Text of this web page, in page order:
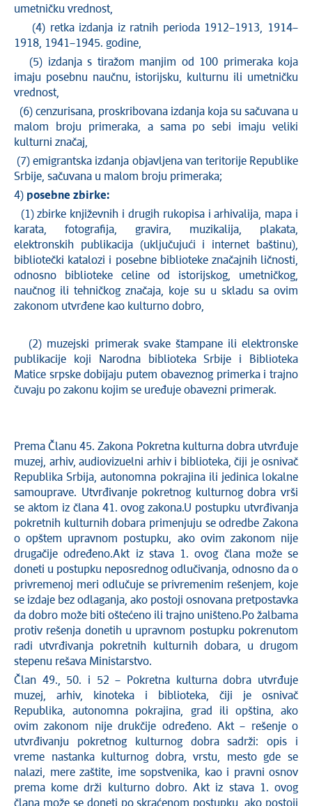
umetničku vrednost,
(4) retka izdanja iz ratnih perioda 1912–1913, 1914–
1918, 1941–1945. godine,
(5) izdanja s tiražom manjim od 100 primeraka koja
imaju posebnu naučnu, istorijsku, kulturnu ili umetničku
vrednost,
(6) cenzurisana, proskribovana izdanja koja su sačuvana u
malom broju primeraka, a sama po sebi imaju veliki
kulturni značaj,
(7) emigrantska izdanja objavljena van teritorije Republike
Srbije, sačuvana u malom broju primeraka;
4) posebne zbirke:
(1) zbirke književnih i drugih rukopisa i arhivalija, mapa i
karata, fotografija, gravira, muzikalija, plakata,
elektronskih publikacija (uključujući i internet baštinu),
bibliotečki katalozi i posebne biblioteke značajnih ličnosti,
odnosno biblioteke celine od istorijskog, umetničkog,
naučnog ili tehničkog značaja, koje su u skladu sa ovim
zakonom utvrđene kao kulturno dobro,
(2) muzejski primerak svake štampane ili elektronske
publikacije koji Narodna biblioteka Srbije i Biblioteka
Matice srpske dobijaju putem obaveznog primerka i trajno
čuvaju po zakonu kojim se uređuje obavezni primerak.
Prema Članu 45. Zakona Pokretna kulturna dobra utvrđuje
muzej, arhiv, audiovizuelni arhiv i biblioteka, čiji je osnivač
Republika Srbija, autonomna pokrajina ili jedinica lokalne
samouprave. Utvrđivanje pokretnog kulturnog dobra vrši
se aktom iz člana 41. ovog zakona.U postupku utvrđivanja
pokretnih kulturnih dobara primenjuju se odredbe Zakona
o opštem upravnom postupku, ako ovim zakonom nije
drugačije određeno.Akt iz stava 1. ovog člana može se
doneti u postupku neposrednog odlučivanja, odnosno da o
privremenoj meri odlučuje se privremenim rešenjem, koje
se izdaje bez odlaganja, ako postoji osnovana pretpostavka
da dobro može biti oštećeno ili trajno uništeno.Po žalbama
protiv rešenja donetih u upravnom postupku pokrenutom
radi utvrđivanja pokretnih kulturnih dobara, u drugom
stepenu rešava Ministarstvo.
Član 49., 50. i 52 – Pokretna kulturna dobra utvrđuje
muzej, arhiv, kinoteka i biblioteka, čiji je osnivač
Republika, autonomna pokrajina, grad ili opština, ako
ovim zakonom nije drukčije određeno. Akt – rešenje o
utvrđivanju pokretnog kulturnog dobra sadrži: opis i
vreme nastanka kulturnog dobra, vrstu, mesto gde se
nalazi, mere zaštite, ime sopstvenika, kao i pravni osnov
prema kome drži kulturno dobro. Akt iz stava 1. ovog
člana može se doneti po skraćenom postupku, ako postoji